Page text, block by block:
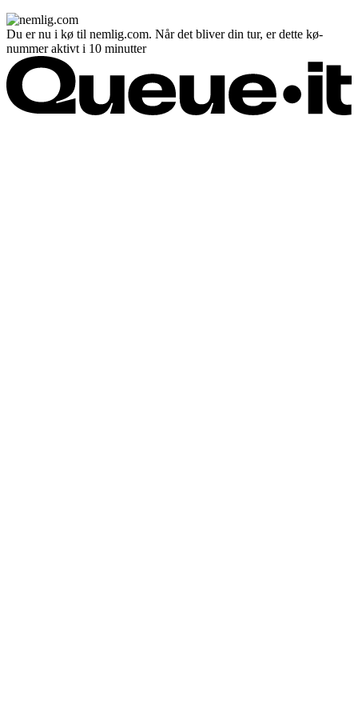
Du er nu i kø til nemlig.com. Når det bliver din tur, er dette kø-
nummer aktivt i 10 minutter